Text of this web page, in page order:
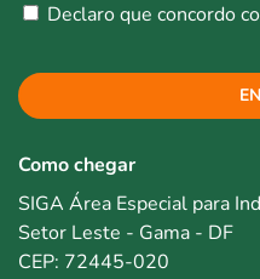
Declaro que concordo
Como chegar
SIGA Área Especial para
Setor Leste - Gama - DF
CEP: 72445-020